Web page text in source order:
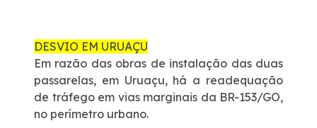
DESVIO EM URUAÇU
Em razão das obras de instalação das duas
passarelas, em Uruaçu, há a readequação
de tráfego em vias marginais da BR-153/GO,
no perímetro urbano.